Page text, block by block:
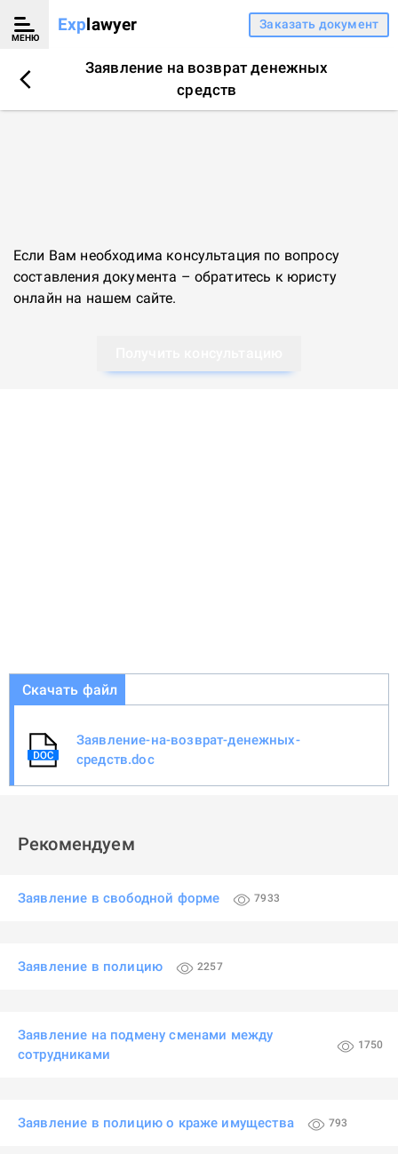
МЕНЮ
Explawyer Заказать документ
Заявление на возврат денежных
средств
Если Вам необходима консультация по вопросу
составления документа – обратитесь к юристу
онлайн на нашем сайте.
Скачать файл
Заявление-на-возврат-денежных-
средств.doc
Рекомендуем
Заявление в свободной форме 7933
Заявление в полицию 2257
Заявление на подмену сменами между
сотрудниками
1750
Заявление в полицию о краже имущества 793